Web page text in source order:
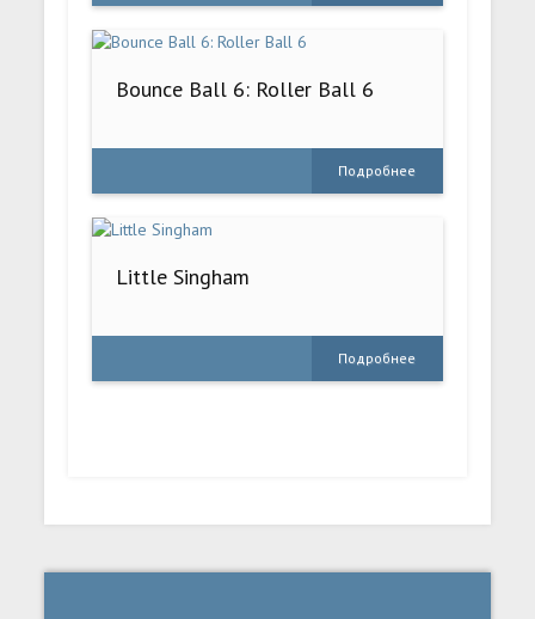
Bounce Ball 6: Roller Ball 6
Подробнее
Little Singham
Подробнее